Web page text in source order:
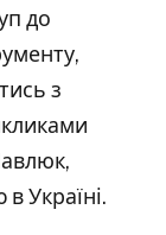
до
з
Україні.